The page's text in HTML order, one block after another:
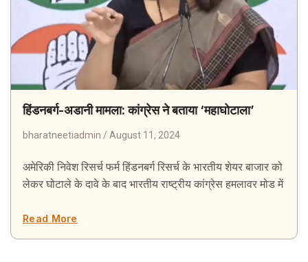
हिंडनबर्ग-अडानी मामला: कांग्रेस ने बताया ‘महाघोटाला’
bharatneetiadmin August 11, 2024
अमेरिकी निवेश रिसर्च फर्म हिंडनबर्ग रिसर्च के भारतीय शेयर बाजार को
लेकर घोटाले के दावे के बाद भारतीय राष्ट्रीय कांग्रेस हमलावर मोड में
Read More